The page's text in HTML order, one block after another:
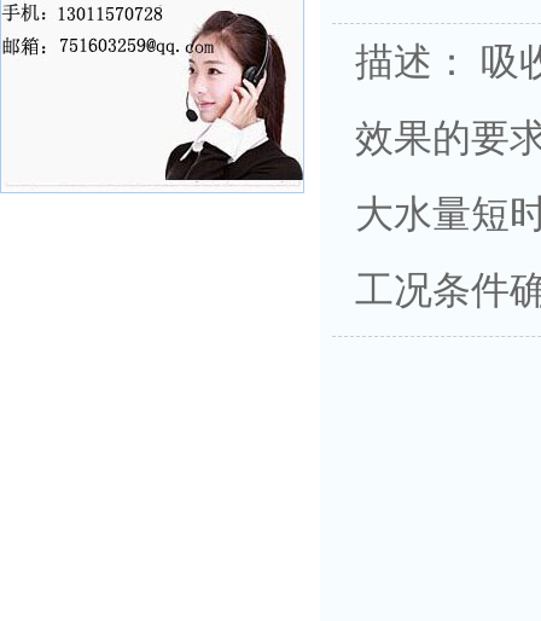
描述： 吸
效果的要
大水量短
工况条件